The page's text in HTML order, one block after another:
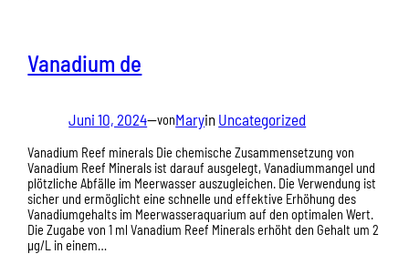
Vanadium de
Juni 10, 2024—vonMaryin Uncategorized
Vanadium Reef minerals Die chemische Zusammensetzung von
Vanadium Reef Minerals ist darauf ausgelegt, Vanadiummangel und
plötzliche Abfälle im Meerwasser auszugleichen. Die Verwendung ist
sicher und ermöglicht eine schnelle und effektive Erhöhung des
Vanadiumgehalts im Meerwasseraquarium auf den optimalen Wert.
Die Zugabe von 1 ml Vanadium Reef Minerals erhöht den Gehalt um 2
µg/L in einem…